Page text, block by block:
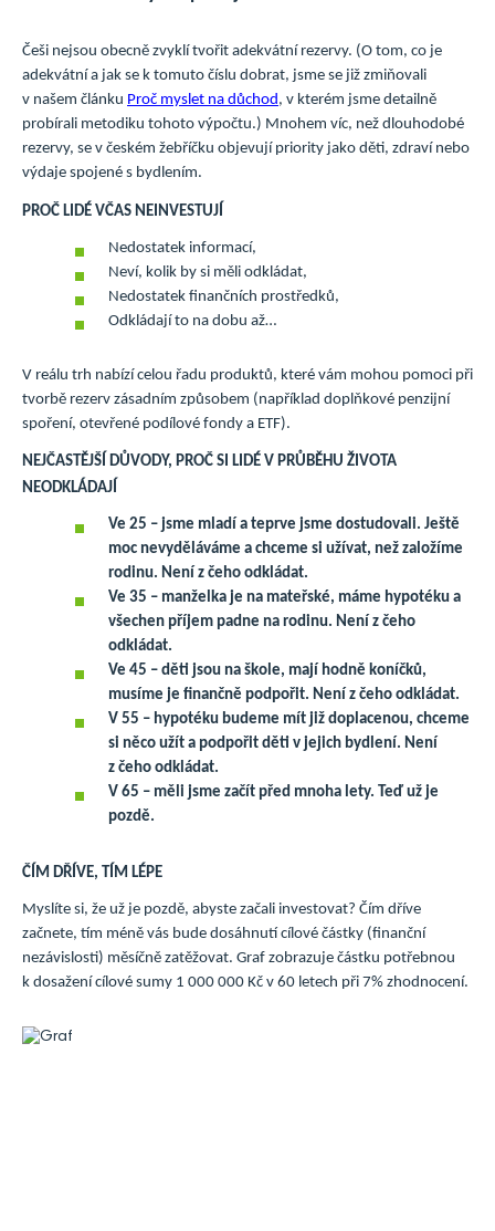
Češi nejsou obecně zvyklí tvořit adekvátní rezervy. (O tom, co je
adekvátní a jak se k tomuto číslu dobrat, jsme se již zmiňovali
v našem článku Proč myslet na důchod, v kterém jsme detailně
probírali metodiku tohoto výpočtu.) Mnohem víc, než dlouhodobé
rezervy, se v českém žebříčku objevují priority jako děti, zdraví nebo
výdaje spojené s bydlením.
PROČ LIDÉ VČAS NEINVESTUJÍ
Nedostatek informací,
Neví, kolik by si měli odkládat,
Nedostatek finančních prostředků,
Odkládají to na dobu až…
V reálu trh nabízí celou řadu produktů, které vám mohou pomoci při
tvorbě rezerv zásadním způsobem (například doplňkové penzijní
spoření, otevřené podílové fondy a ETF).
NEJČASTĚJŠÍ DŮVODY, PROČ SI LIDÉ V PRŮBĚHU ŽIVOTA
NEODKLÁDAJÍ
Ve 25 – jsme mladí a teprve jsme dostudovali. Ještě
moc nevyděláváme a chceme si užívat, než založíme
rodinu. Není z čeho odkládat.
Ve 35 – manželka je na mateřské, máme hypotéku a
všechen příjem padne na rodinu. Není z čeho
odkládat.
Ve 45 – děti jsou na škole, mají hodně koníčků,
musíme je finančně podpořit. Není z čeho odkládat.
V 55 – hypotéku budeme mít již doplacenou, chceme
si něco užít a podpořit děti v jejich bydlení. Není
z čeho odkládat.
V 65 – měli jsme začít před mnoha lety. Teď už je
pozdě.
ČÍM DŘÍVE, TÍM LÉPE
Myslíte si, že už je pozdě, abyste začali investovat? Čím dříve
začnete, tím méně vás bude dosáhnutí cílové částky (finanční
nezávislosti) měsíčně zatěžovat. Graf zobrazuje částku potřebnou
k dosažení cílové sumy 1 000 000 Kč v 60 letech při 7% zhodnocení.